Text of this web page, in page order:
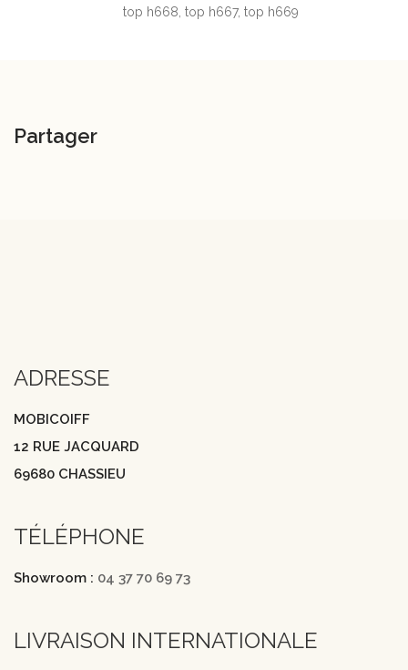
top h668, top h667, top h669
Partager
ADRESSE
MOBICOIFF
12 RUE JACQUARD
69680 CHASSIEU
TÉLÉPHONE
Showroom : 04 37 70 69 73
LIVRAISON INTERNATIONALE